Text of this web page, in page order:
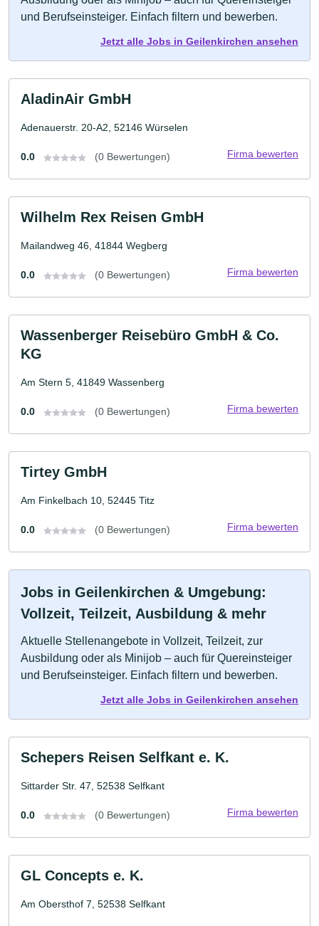
und Berufseinsteiger. Einfach filtern und bewerben.
Jetzt alle Jobs in Geilenkirchen ansehen
AladinAir GmbH
Adenauerstr. 20-A2, 52146 Würselen
0.0 (0 Bewertungen) Firma bewerten
Wilhelm Rex Reisen GmbH
Mailandweg 46, 41844 Wegberg
0.0 (0 Bewertungen) Firma bewerten
Wassenberger Reisebüro GmbH & Co.
KG
Am Stern 5, 41849 Wassenberg
0.0 (0 Bewertungen) Firma bewerten
Tirtey GmbH
Am Finkelbach 10, 52445 Titz
0.0 (0 Bewertungen) Firma bewerten
Jobs in Geilenkirchen & Umgebung:
Vollzeit, Teilzeit, Ausbildung & mehr
Aktuelle Stellenangebote in Vollzeit, Teilzeit, zur
Ausbildung oder als Minijob – auch für Quereinsteiger
und Berufseinsteiger. Einfach filtern und bewerben.
Jetzt alle Jobs in Geilenkirchen ansehen
Schepers Reisen Selfkant e. K.
Sittarder Str. 47, 52538 Selfkant
0.0 (0 Bewertungen) Firma bewerten
GL Concepts e. K.
Am Obersthof 7, 52538 Selfkant